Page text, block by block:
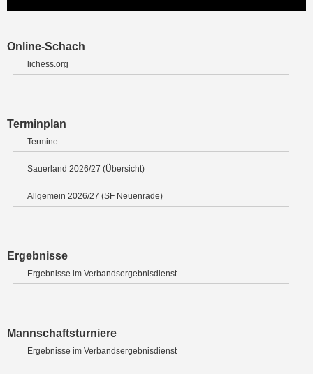
Online-Schach
lichess.org
Terminplan
Termine
Sauerland 2026/27 (Übersicht)
Allgemein 2026/27 (SF Neuenrade)
Ergebnisse
Ergebnisse im Verbandsergebnisdienst
Mannschaftsturniere
Ergebnisse im Verbandsergebnisdienst